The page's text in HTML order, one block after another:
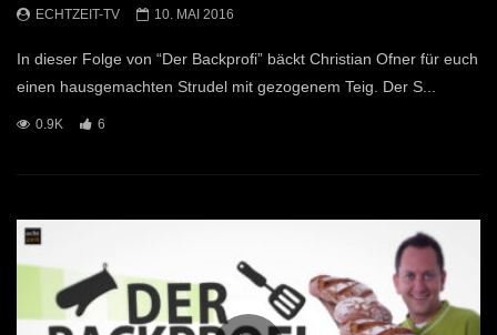
ECHTZEIT-TV 10. MAI 2016
In dieser Folge von “Der Backprofi” bäckt Christian Ofner für euch
einen hausgemachten Strudel mit gezogenem Teig. Der S...
0.9K 6